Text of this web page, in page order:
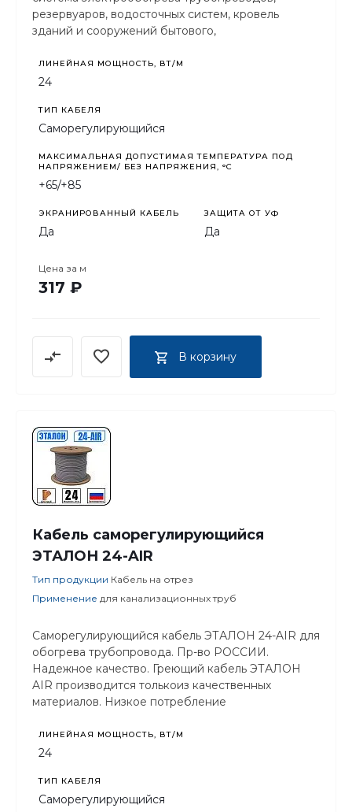
резервуаров, водосточных систем, кровель
зданий и сооружений бытового,
ЛИНЕЙНАЯ МОЩНОСТЬ, ВТ/М
24
ТИП КАБЕЛЯ
Саморегулирующийся
МАКСИМАЛЬНАЯ ДОПУСТИМАЯ ТЕМПЕРАТУРА ПОД
НАПРЯЖЕНИЕМ/ БЕЗ НАПРЯЖЕНИЯ, °C
+65/+85
ЭКРАНИРОВАННЫЙ КАБЕЛЬ
Да
ЗАЩИТА ОТ УФ
Да
Цена за м
317 ₽
В корзину
Кабель саморегулирующийся
ЭТАЛОН 24-AIR
Тип продукции Кабель на отрез
Применение для канализационных труб
Саморегулирующийся кабель ЭТАЛОН 24-AIR для
обогрева трубопровода. Пр-во РОССИИ.
Надежное качество. Греющий кабель ЭТАЛОН
AIR производится толькоиз качественных
материалов. Низкое потребление
электроэнергии благодаря принципу РТС.
ЛИНЕЙНАЯ МОЩНОСТЬ, ВТ/М
24
ТИП КАБЕЛЯ
Саморегулирующийся